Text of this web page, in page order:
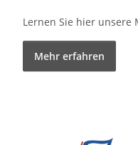
Lernen Sie hier unsere
Mehr erfahren